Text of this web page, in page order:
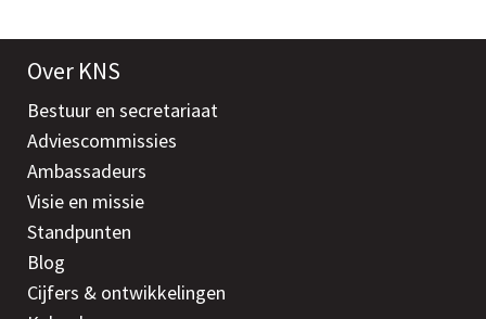
Over KNS
Bestuur en secretariaat
Adviescommissies
Ambassadeurs
Visie en missie
Standpunten
Blog
Cijfers & ontwikkelingen